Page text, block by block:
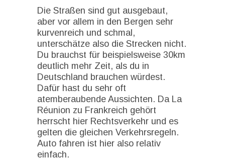
Die Straßen sind gut ausgebaut,
aber vor allem in den Bergen sehr
kurvenreich und schmal,
unterschätze also die Strecken nicht.
Du brauchst für beispielsweise 30km
deutlich mehr Zeit, als du in
Deutschland brauchen würdest.
Dafür hast du sehr oft
atemberaubende Aussichten. Da La
Réunion zu Frankreich gehört
herrscht hier Rechtsverkehr und es
gelten die gleichen Verkehrsregeln.
Auto fahren ist hier also relativ
einfach.